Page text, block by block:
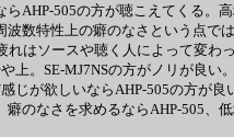
AHP-505の方が聴こえてくる。
数特性上の癖のなさという点で
れはソースや聴く人によって変
上。SE-MJ7NSの方がノリが良
じが欲しいならAHP-505の方が
のなさを求めるならAHP-505、